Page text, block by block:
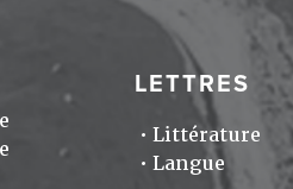
LETTRES
Littérature
Langue